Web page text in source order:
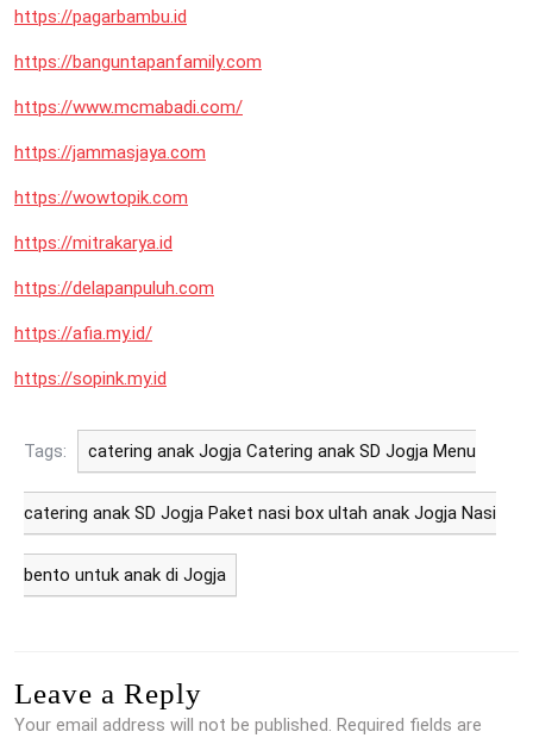
https://pagarbambu.id
https://banguntapanfamily.com
https://www.mcmabadi.com/
https://jammasjaya.com
https://wowtopik.com
https://mitrakarya.id
https://delapanpuluh.com
https://afia.my.id/
https://sopink.my.id
Tags: catering anak Jogja Catering anak SD Jogja Menu
catering anak SD Jogja Paket nasi box ultah anak Jogja Nasi
bento untuk anak di Jogja
Leave a Reply
Your email address will not be published. Required fields are